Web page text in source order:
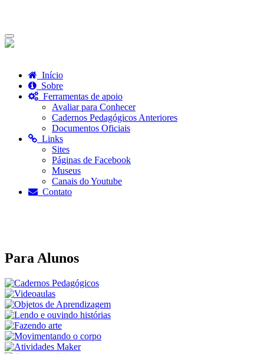
Toggle
navigation
Início
Sobre
Ferramentas de apoio
Avaliar para Conhecer
Cadernos Pedagógicos Anteriores
Documentos Oficiais
Links
Sites
Páginas de Facebook
Museus
Canais do Youtube
Contato
Para Alunos